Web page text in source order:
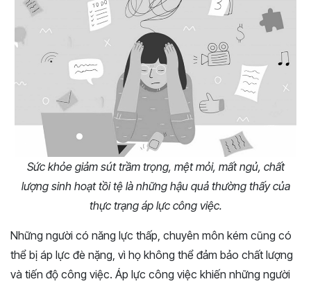
Sức khỏe giảm sút trầm trọng, mệt mỏi, mất ngủ, chất
lượng sinh hoạt tồi tệ là những hậu quả thường thấy của
thực trạng áp lực công việc.
Những người có năng lực thấp, chuyên môn kém cũng có
thể bị áp lực đè nặng, vì họ không thể đảm bảo chất lượng
và tiến độ công việc. Áp lực công việc khiến những người